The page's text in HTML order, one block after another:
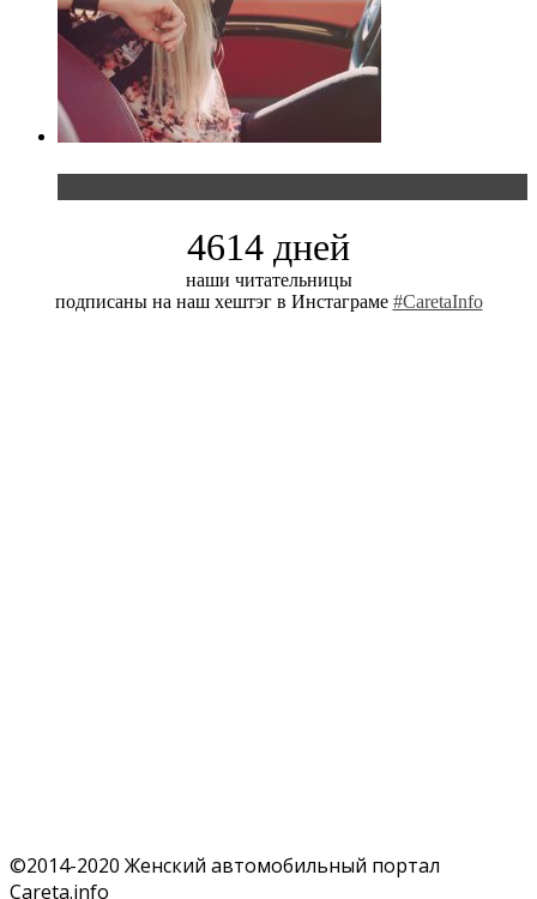
4614 дней
наши читательницы
подписаны на наш хештэг в Инстаграме #CaretaInfo
©2014-2020 Женский автомобильный портал
Careta.info